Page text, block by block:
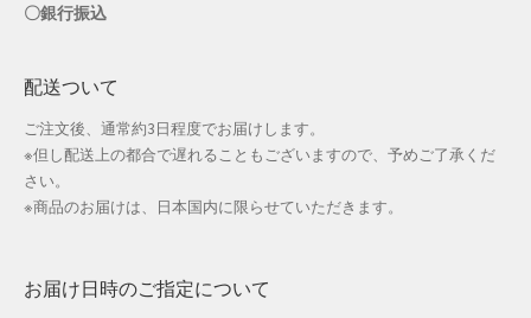
成人の日特集
支払い
配送先住所
敬老の日特集
〇銀行振込
配送ついて
ご注文後、通常約3日程度でお届けします。
※但し配送上の都合で遅れることもございますので、予めご了承くだ
さい。
※商品のお届けは、日本国内に限らせていただきます。
お届け日時のご指定について